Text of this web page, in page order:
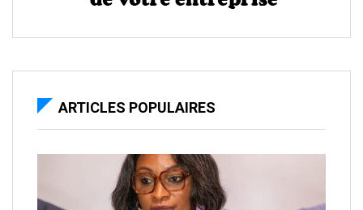
ARTICLES POPULAIRES